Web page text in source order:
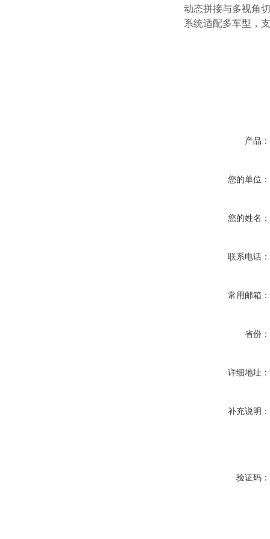
动态拼接与多视角
系统适配多车型，
产品：
您的单位：
您的姓名：
联系电话：
常用邮箱：
省份：
详细地址：
补充说明：
验证码：